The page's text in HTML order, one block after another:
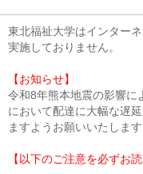
東北福祉大学はインター
実施しておりません。
【お知らせ】
令和8年熊本地震の影響に
において配達に大幅な遅
ますようお願いいたします
【以下のご注意を必ずお